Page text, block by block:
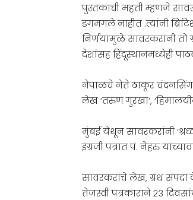
पुस्तकाची महती म्हणजे
डगमगले नाहीत .त्यांनी
निर्णयामुळे सावरकरांनी तो
देशांसह हिंदूस्थानमध्येही
नेपाळचे नेते ठाकूर चंदनसिंग
लेख ‘तरुण गुरखा’,
मुंबई येथून सावरकरांनी
इंग्रजी पत्रात पं. नेहरु
सावरकरांचे लेख, ग्रंथ संपदा
तेजस्वी पत्रकाराने २३